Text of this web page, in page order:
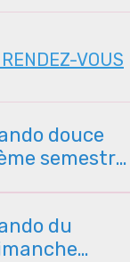
VOUS
douce
semestre
du